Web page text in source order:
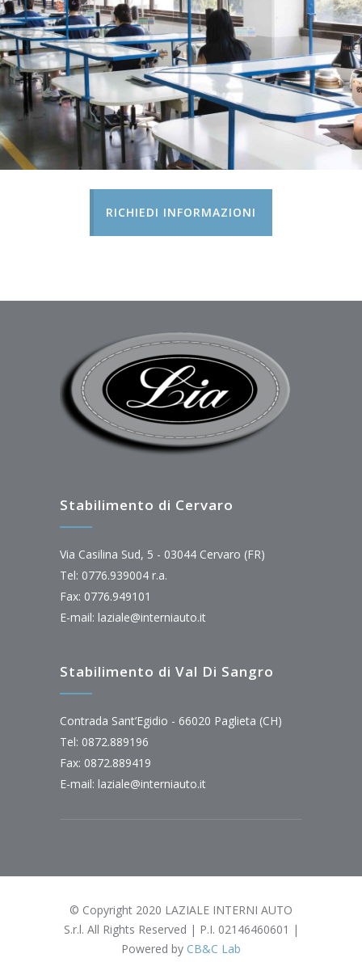
RICHIEDI INFORMAZIONI
Stabilimento di Cervaro
Via Casilina Sud, 5 - 03044 Cervaro (FR)
Tel: 0776.939004 r.a.
Fax: 0776.949101
E-mail: laziale@interniauto.it
Stabilimento di Val Di Sangro
Contrada Sant’Egidio - 66020 Paglieta (CH)
Tel: 0872.889196
Fax: 0872.889419
E-mail: laziale@interniauto.it
© Copyright 2020 LAZIALE INTERNI AUTO
S.r.l. All Rights Reserved | P.I. 02146460601 |
Powered by CB&C Lab